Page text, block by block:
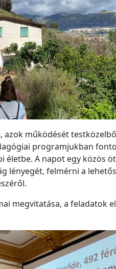
működését
programjukban
A napot egy közös
felmérni a
megvitatása, a feladatok